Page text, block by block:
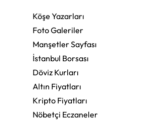
Köşe Yazarları
Foto Galeriler
Manşetler Sayfası
İstanbul Borsası
Döviz Kurları
Altın Fiyatları
Kripto Fiyatları
Nöbetçi Eczaneler